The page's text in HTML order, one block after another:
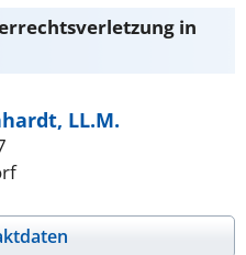
in
LL.M.